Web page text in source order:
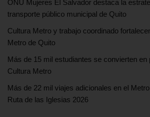
ONU Mujeres El Salvador destaca la
transporte público municipal de Quito
Cultura Metro y trabajo coordinado
Metro de Quito
Más de 15 mil estudiantes se convierten en
Cultura Metro
Más de 22 mil viajes adicionales en el
Ruta de las Iglesias 2026